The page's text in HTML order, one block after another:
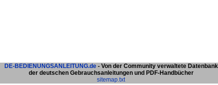
DE-BEDIENUNGSANLEITUNG.de- Von der Community verwaltete Datenbank
der deutschen Gebrauchsanleitungen und PDF-Handbücher
sitemap.txt